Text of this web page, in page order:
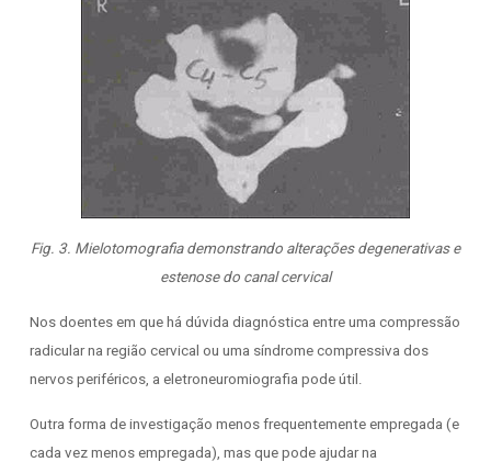
Fig. 3. Mielotomografia demonstrando alterações degenerativas e
estenose do canal cervical
Nos doentes em que há dúvida diagnóstica entre uma compressão
radicular na região cervical ou uma síndrome compressiva dos
nervos periféricos, a eletroneuromiografia pode útil.
Outra forma de investigação menos frequentemente empregada (e
cada vez menos empregada), mas que pode ajudar na